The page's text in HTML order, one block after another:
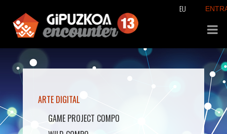
EU
ARTE DIGITAL
GAME PROJECT COMPO